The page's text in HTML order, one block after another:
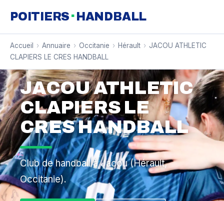
POITIERS · HANDBALL
Accueil › Annuaire › Occitanie › Hérault › JACOU ATHLETIC
CLAPIERS LE CRES HANDBALL
JACOU ATHLETIC
CLAPIERS LE
CRES HANDBALL
Club de handball à Jacou (Hérault,
Occitanie).